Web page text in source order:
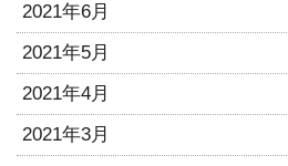
2021年6月
2021年5月
2021年4月
2021年3月